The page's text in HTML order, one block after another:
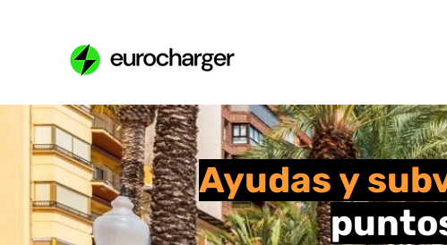
Ayudas y